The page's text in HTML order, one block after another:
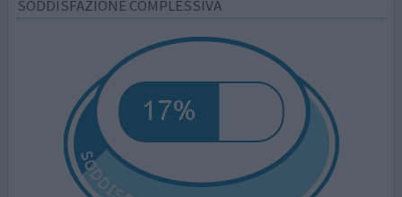
SODDISFAZIONE COMPLESSIVA